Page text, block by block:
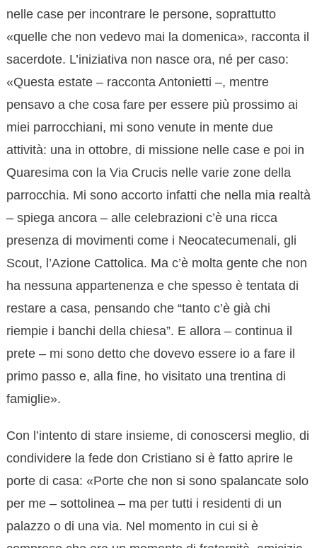
nelle case per incontrare le persone, soprattutto
«quelle che non vedevo mai la domenica», racconta il
sacerdote. L’iniziativa non nasce ora, né per caso:
«Questa estate – racconta Antonietti –, mentre
pensavo a che cosa fare per essere più prossimo ai
miei parrocchiani, mi sono venute in mente due
attività: una in ottobre, di missione nelle case e poi in
Quaresima con la Via Crucis nelle varie zone della
parrocchia. Mi sono accorto infatti che nella mia realtà
– spiega ancora – alle celebrazioni c’è una ricca
presenza di movimenti come i Neocatecumenali, gli
Scout, l’Azione Cattolica. Ma c’è molta gente che non
ha nessuna appartenenza e che spesso è tentata di
restare a casa, pensando che “tanto c’è già chi
riempie i banchi della chiesa”. E allora – continua il
prete – mi sono detto che dovevo essere io a fare il
primo passo e, alla fine, ho visitato una trentina di
famiglie».
Con l’intento di stare insieme, di conoscersi meglio, di
condividere la fede don Cristiano si è fatto aprire le
porte di casa: «Porte che non si sono spalancate solo
per me – sottolinea – ma per tutti i residenti di un
palazzo o di una via. Nel momento in cui si è